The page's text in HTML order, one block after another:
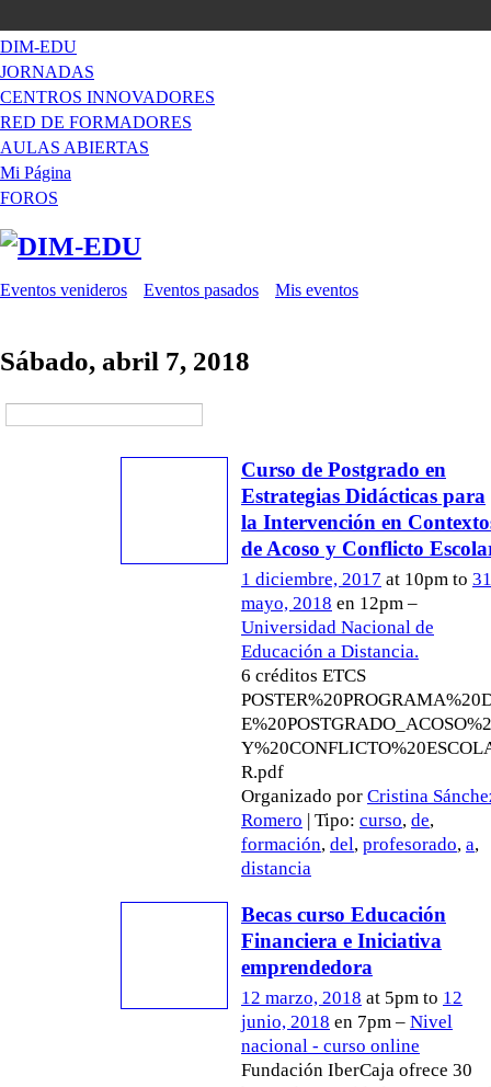
DIM-EDU
JORNADAS
CENTROS INNOVADORES
RED DE FORMADORES
AULAS ABIERTAS
Mi Página
FOROS
Eventos venideros Eventos pasados Mis eventos
Sábado, abril 7, 2018
Curso de Postgrado en
Estrategias Didácticas para
la Intervención en
de Acoso y Conflicto
1 diciembre, 2017 at 10pm to 31
mayo, 2018 en 12pm –
Universidad Nacional de
Educación a Distancia.
6 créditos ETCS
R.pdf
Organizado por Cristina
Romero | Tipo: curso, de,
formación, del, profesorado, a,
distancia
Becas curso Educación
Financiera e Iniciativa
emprendedora
12 marzo, 2018 at 5pm to 12
junio, 2018 en 7pm – Nivel
nacional - curso online
Fundación IberCaja ofrece 30